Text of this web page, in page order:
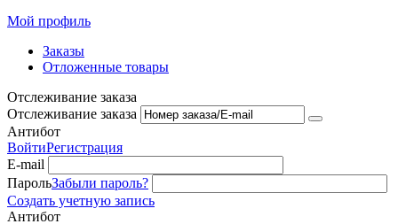
Мой профиль
Заказы
Отложенные товары
Отслеживание заказа
Отслеживание заказа
Антибот
ВойтиРегистрация
E-mail
ПарольЗабыли пароль?
Создать учетную запись
Антибот